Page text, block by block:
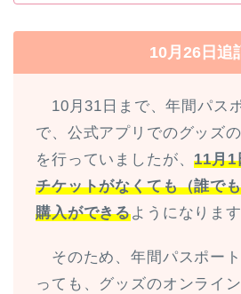
10月26日追
10月31日まで、年間パス
で、公式アプリでのグッズ
を行っていましたが、11月1
チケットがなくても（誰で
購入ができるようになります
そのため、年間パスポー
っても、グッズのオンライ